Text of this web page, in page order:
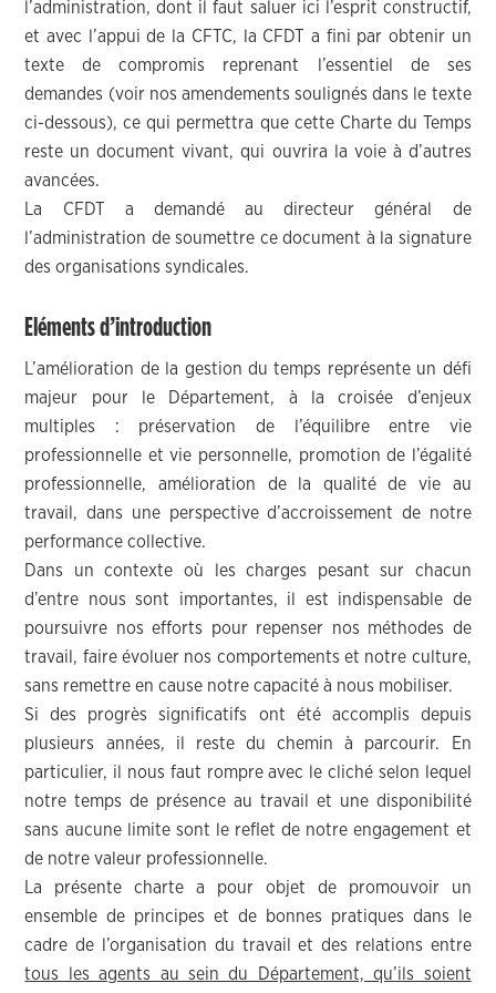
l’administration, dont il faut saluer ici l’esprit constructif,
et avec l’appui de la CFTC, la CFDT a fini par obtenir un
texte de compromis reprenant l’essentiel de ses
demandes (voir nos amendements soulignés dans le texte
ci-dessous), ce qui permettra que cette Charte du Temps
reste un document vivant, qui ouvrira la voie à d’autres
avancées.
La CFDT a demandé au directeur général de
l’administration de soumettre ce document à la signature
des organisations syndicales.
Eléments d’introduction
L’amélioration de la gestion du temps représente un défi
majeur pour le Département, à la croisée d’enjeux
multiples : préservation de l’équilibre entre vie
professionnelle et vie personnelle, promotion de l’égalité
professionnelle, amélioration de la qualité de vie au
travail, dans une perspective d’accroissement de notre
performance collective.
Dans un contexte où les charges pesant sur chacun
d’entre nous sont importantes, il est indispensable de
poursuivre nos efforts pour repenser nos méthodes de
travail, faire évoluer nos comportements et notre culture,
sans remettre en cause notre capacité à nous mobiliser.
Si des progrès significatifs ont été accomplis depuis
plusieurs années, il reste du chemin à parcourir. En
particulier, il nous faut rompre avec le cliché selon lequel
notre temps de présence au travail et une disponibilité
sans aucune limite sont le reflet de notre engagement et
de notre valeur professionnelle.
La présente charte a pour objet de promouvoir un
ensemble de principes et de bonnes pratiques dans le
cadre de l’organisation du travail et des relations entre
tous les agents au sein du Département, qu’ils soient